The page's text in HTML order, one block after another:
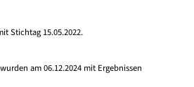
Stichtag 15.05.2022.
am 06.12.2024 mit Ergebnissen